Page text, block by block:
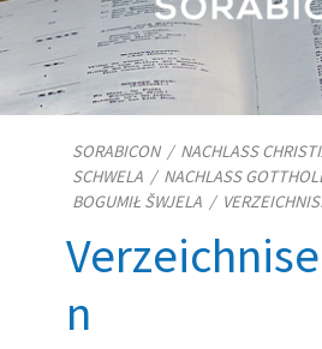
SORABICON/ NACHLASS
SCHWELA / NACHLASS
BOGUMIŁ ŠWJELA /
n